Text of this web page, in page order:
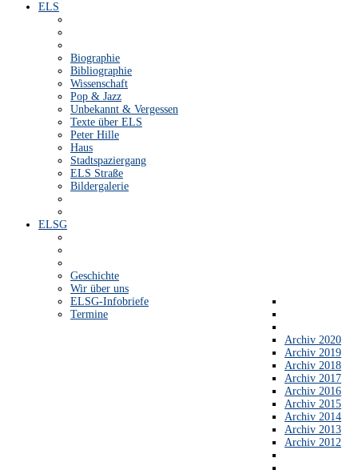
ELS
Biographie
Bibliographie
Wissenschaft
Pop & Jazz
Unbekannt & Vergessen
Texte über ELS
Peter Hille
Haus
Stadtspaziergang
ELS Straße
Bildergalerie
ELSG
Geschichte
Wir über uns
ELSG-Infobriefe
Termine
Archiv 2020
Archiv 2019
Archiv 2018
Archiv 2017
Archiv 2016
Archiv 2015
Archiv 2014
Archiv 2013
Archiv 2012